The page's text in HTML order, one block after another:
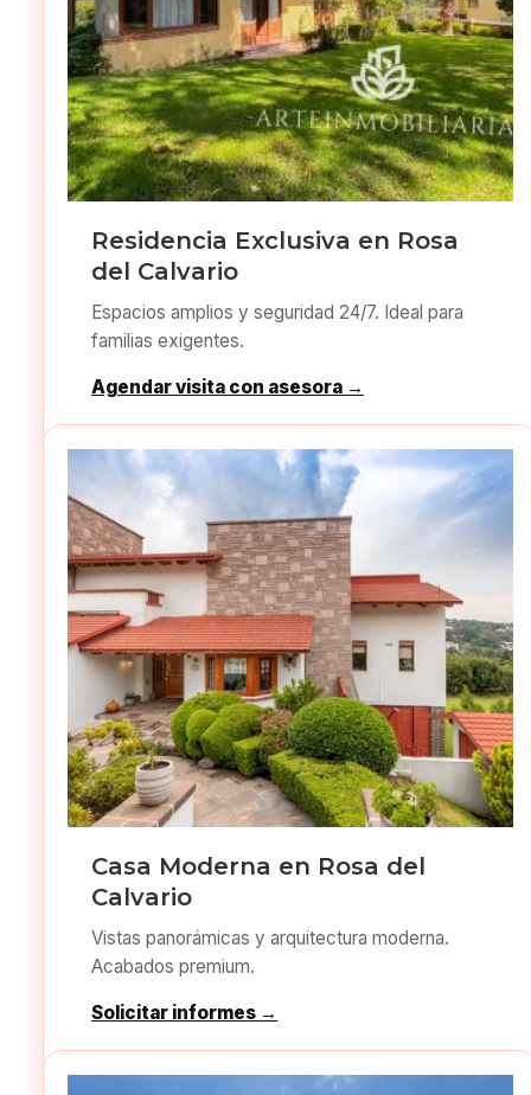
Residencia Exclusiva en Rosa
del Calvario
Espacios amplios y seguridad 24/7. Ideal para
familias exigentes.
Agendar visita con asesora →
Casa Moderna en Rosa del
Calvario
Vistas panorámicas y arquitectura moderna.
Acabados premium.
Solicitar informes →